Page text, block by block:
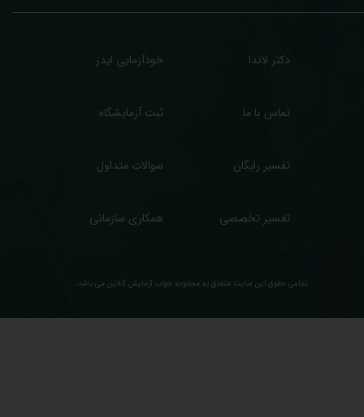
تمامی حقوق این سایت متعلق به مجموعه ​جواب آزمایش آنلاین می باشد.
دکتر لاندا
تفسیر تخصصی
تفسیر رایگان
خودآزمایی ایدز
ثبت آزمایشگاه تماس با ما
سوالات متداول
همکاری سازمانی